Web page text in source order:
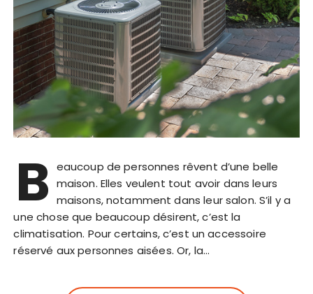
B eaucoup de personnes rêvent d’une belle
maison. Elles veulent tout avoir dans leurs
maisons, notamment dans leur salon. S’il y a
une chose que beaucoup désirent, c’est la
climatisation. Pour certains, c’est un accessoire
réservé aux personnes aisées. Or, la…